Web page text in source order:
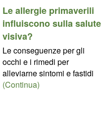
Le allergie primaverili
influiscono sulla salute
visiva?
Le conseguenze per gli
occhi e i rimedi per
alleviarne sintomi e fastidi
(Continua)